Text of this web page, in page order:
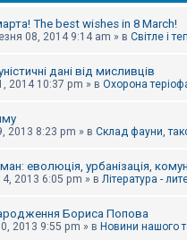
The best wishes in 8 March!
08, 2014 9:14 am » в Світле і
дані від мисливців
2014 10:37 pm » в Охорона
2013 8:23 pm » в Склад фауни,
еволюція, урбанізація,
2013 6:05 pm » в Література -
Бориса Попова
2013 9:55 pm » в Новини нашого